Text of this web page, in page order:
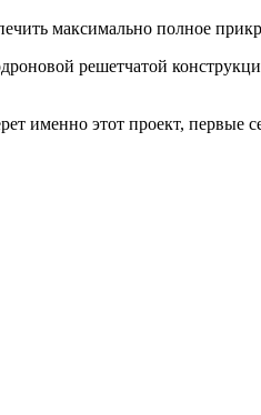
максимально полное
решетчатой
именно этот проект,